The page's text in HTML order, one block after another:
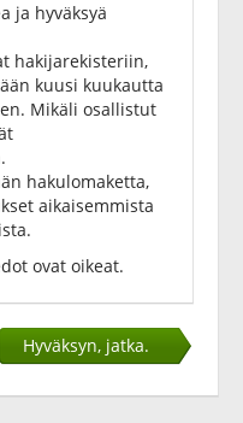
ja hyväksyä
hakijarekisteriin,
kuusi kuukautta
Mikäli osallistut
hakulomaketta,
aikaisemmista
ovat oikeat.
Hyväksyn, jatka.